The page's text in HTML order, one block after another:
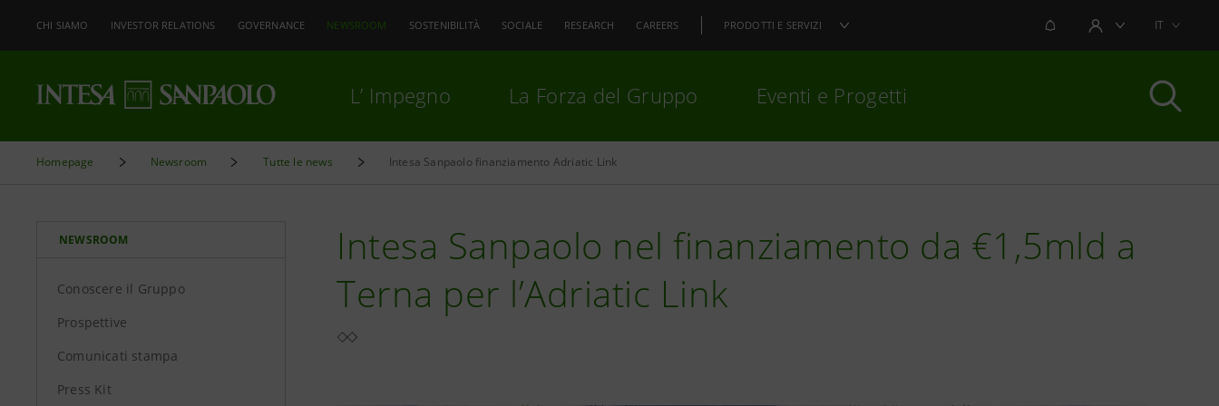
CHI SIAMO INVESTOR RELATIONS GOVERNANCE NEWSROOM SOSTENIBILITÀ SOCIALE RESEARCH CAREERS PRODOTTI E SERVIZI NOTIFICHEAREA UTENTEIT
L’ Impegno La Forza del Gruppo Eventi e Progetti
Homepage Newsroom Tutte le news Intesa Sanpaolo finanziamento Adriatic Link
NEWSROOM
Conoscere il Gruppo
Prospettive
Comunicati stampa
Press Kit
Intesa Sanpaolo nel finanziamento da €1,5mld a
Terna per l’Adriatic Link